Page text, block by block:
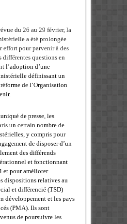
du 26 au 29 février, la
a été prolongée
effort pour parvenir à des
différentes questions en
l’adoption d’une
définissant un
de l’Organisation
de presse, les
un certain nombre de
y compris pour
de disposer d’un
des différends
et fonctionnant
et pour améliorer
dispositions relatives au
et différencié (TSD)
développement et les pays
(PMA). Ils sont
de poursuivre les